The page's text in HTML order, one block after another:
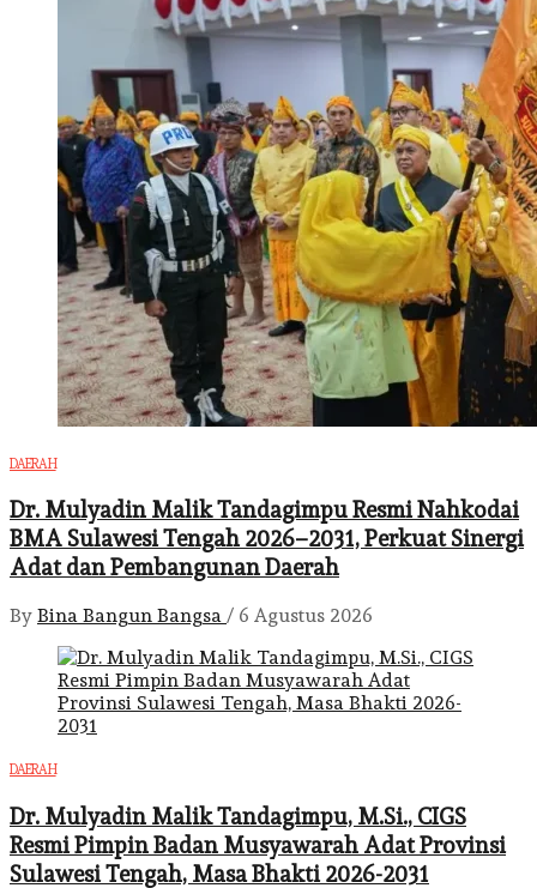
DAERAH
Dr. Mulyadin Malik Tandagimpu Resmi Nahkodai
BMA Sulawesi Tengah 2026–2031, Perkuat Sinergi
Adat dan Pembangunan Daerah
By Bina Bangun Bangsa / 6 Agustus 2026
DAERAH
Dr. Mulyadin Malik Tandagimpu, M.Si., CIGS
Resmi Pimpin Badan Musyawarah Adat Provinsi
Sulawesi Tengah, Masa Bhakti 2026-2031